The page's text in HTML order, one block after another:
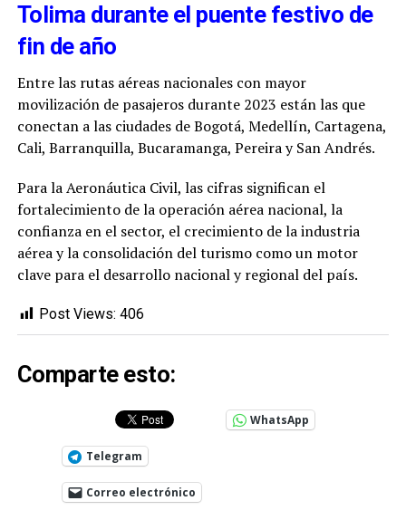
Tolima durante el puente festivo de
fin de año
Entre las rutas aéreas nacionales con mayor
movilización de pasajeros durante 2023 están las que
conectan a las ciudades de Bogotá, Medellín, Cartagena,
Cali, Barranquilla, Bucaramanga, Pereira y San Andrés.
Para la Aeronáutica Civil, las cifras significan el
fortalecimiento de la operación aérea nacional, la
confianza en el sector, el crecimiento de la industria
aérea y la consolidación del turismo como un motor
clave para el desarrollo nacional y regional del país.
Post Views: 406
Comparte esto:
WhatsApp
Telegram
Correo electrónico